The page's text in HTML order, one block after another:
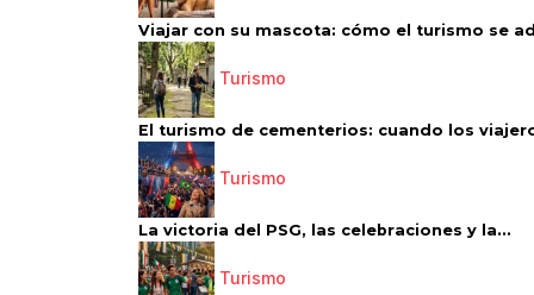
Viajar con su mascota: cómo el turismo se
Turismo
El turismo de cementerios: cuando los
Turismo
La victoria del PSG, las celebraciones y la...
Turismo